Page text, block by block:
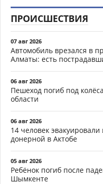
ПРОИСШЕСТВИЯ
07 авг 2026
Автомобиль врезался в
Алматы: есть
06 авг 2026
Пешеход погиб под
области
06 авг 2026
14 человек
донерной в Актобе
05 авг 2026
Ребёнок погиб после
Шымкенте